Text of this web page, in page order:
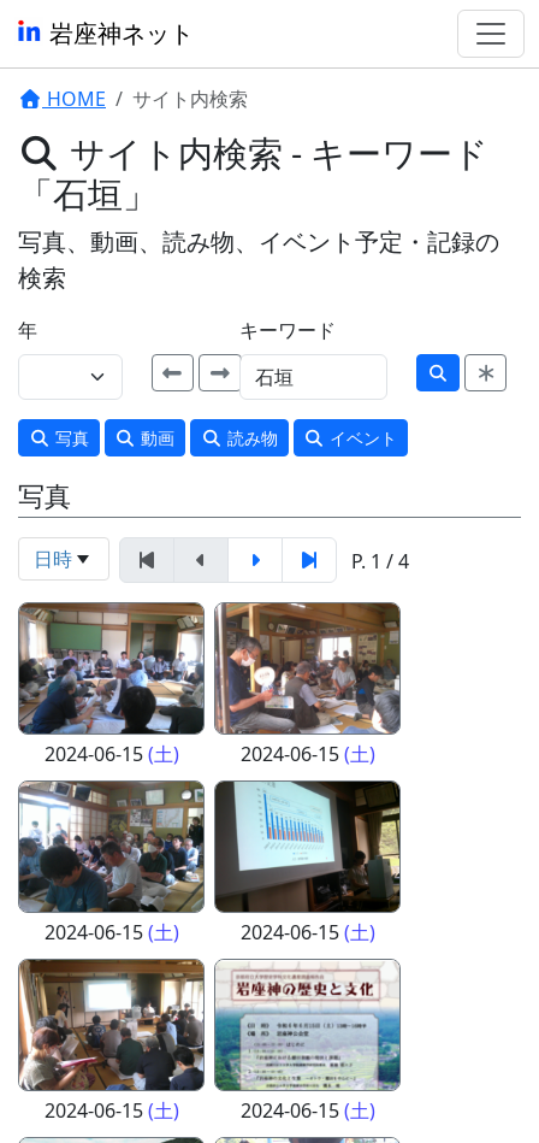
岩座神ネット
HOME サイト内検索
サイト内検索 - キーワード
「石垣」
写真、動画、読み物、イベント予定・記録の
検索
年 キーワード
写真 動画 読み物 イベント
写真
日時 P. 1 / 4
2024-06-15(土) 2024-06-15(土)
2024-06-15(土) 2024-06-15(土)
2024-06-15(土) 2024-06-15(土)